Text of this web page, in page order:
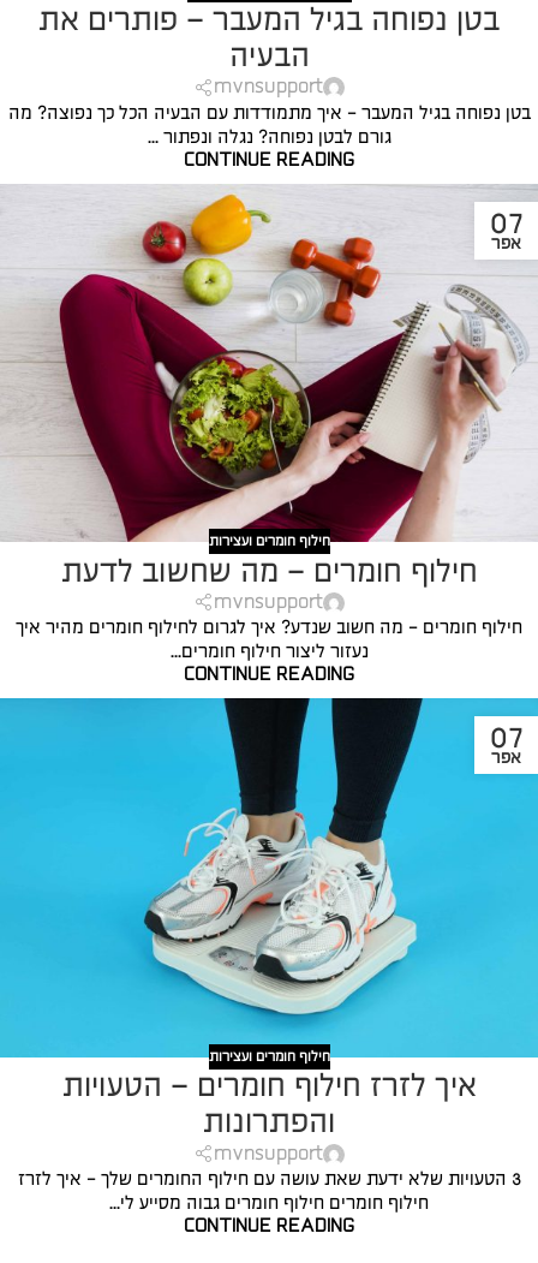
בטן נפוחה בגיל המעבר – פותרים את
הבעיה
mvnsupport
בטן נפוחה בגיל המעבר - איך מתמודדות עם הבעיה הכל כך נפוצה? מה
גורם לבטן נפוחה? נגלה ונפתור ...
CONTINUE READING
07
אפר
חילוף חומרים ועצירות
חילוף חומרים – מה שחשוב לדעת
mvnsupport
חילוף חומרים - מה חשוב שנדע? איך לגרום לחילוף חומרים מהיר איך
נעזור ליצור חילוף חומרים...
CONTINUE READING
07
אפר
חילוף חומרים ועצירות
איך לזרז חילוף חומרים – הטעויות
והפתרונות
mvnsupport
3 הטעויות שלא ידעת שאת עושה עם חילוף החומרים שלך - איך לזרז
חילוף חומרים חילוף חומרים גבוה מסייע לי...
CONTINUE READING